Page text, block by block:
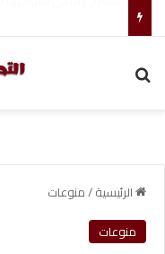
الرئيسية/منوعات
منوعات